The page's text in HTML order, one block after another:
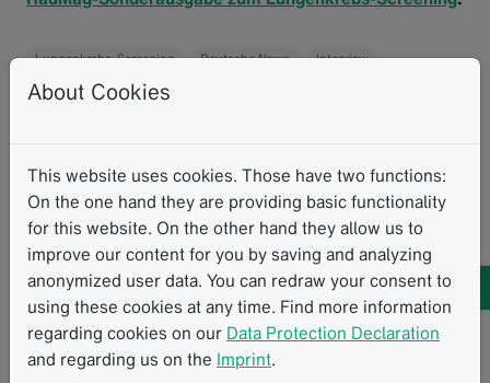
Lungenkrebs-Screening Deutsche News Interview
mintLesion Standardisierte Messverfahren
Ähnliche Inhalte
About Cookies
This website uses cookies. Those have two functions:
On the one hand they are providing basic functionality
for this website. On the other hand they allow us to
improve our content for you by saving and analyzing
anonymized user data. You can redraw your consent to
using these cookies at any time. Find more information
regarding cookies on our Data Protection Declaration
and regarding us on the Imprint.